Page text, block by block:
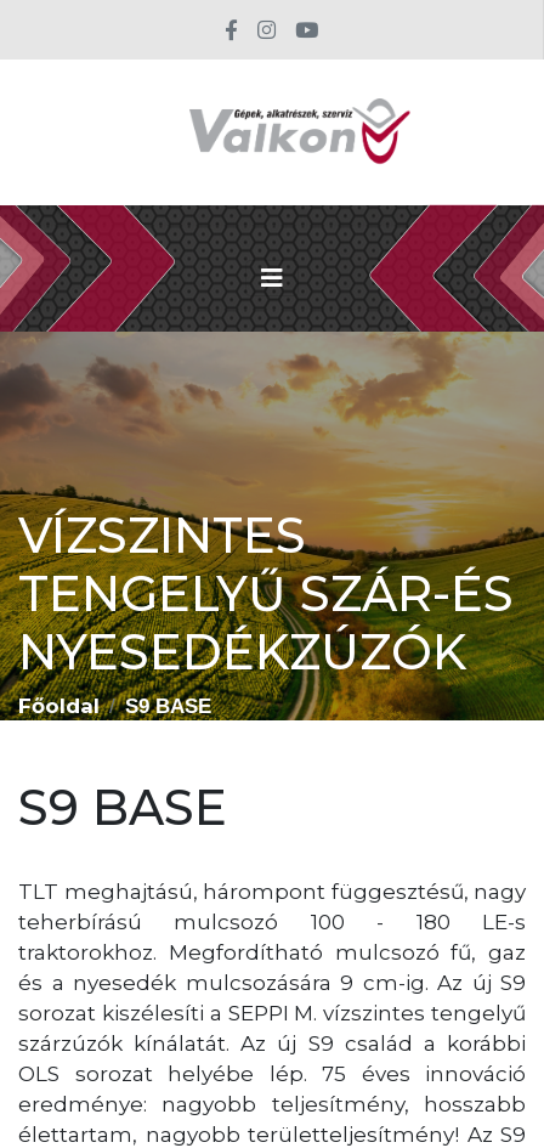
VÍZSZINTES
TENGELYŰ SZÁR-ÉS
NYESEDÉKZÚZÓK
Főoldal S9 BASE
S9 BASE
TLT meghajtású, hárompont függesztésű, nagy
teherbírású mulcsozó 100 - 180 LE-s
traktorokhoz. Megfordítható mulcsozó fű, gaz
és a nyesedék mulcsozására 9 cm-ig. Az új S9
sorozat kiszélesíti a SEPPI M. vízszintes tengelyű
szárzúzók kínálatát. Az új S9 család a korábbi
OLS sorozat helyébe lép. 75 éves innováció
eredménye: nagyobb teljesítmény, hosszabb
élettartam, nagyobb területteljesítmény! Az S9